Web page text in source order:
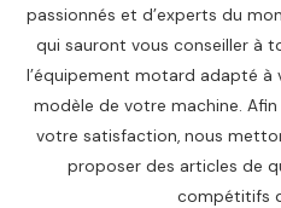
passionnés et d’experts du
qui sauront vous conseiller à
l’équipement motard adapté
modèle de votre machine.
votre satisfaction, nous
proposer des articles de
compétitifs